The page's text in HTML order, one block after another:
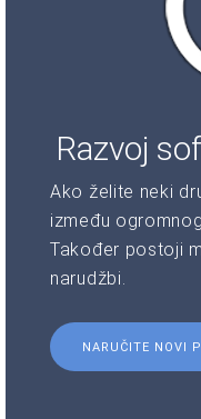
Razvoj
Ako želite neki
između
Također postoji
narudžbi.
NARUČITE NOVI